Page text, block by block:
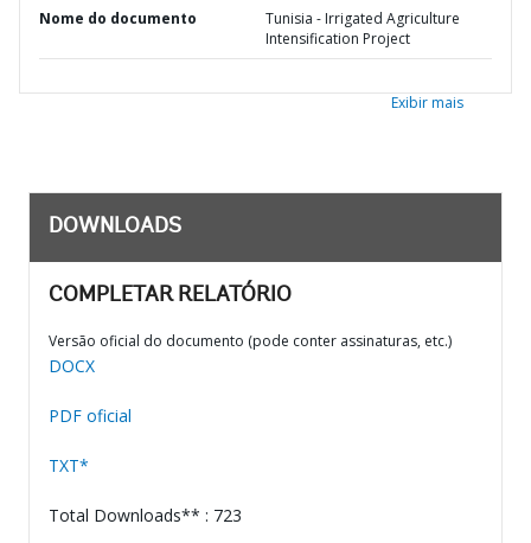
Nome do documento
Tunisia - Irrigated Agriculture
Intensification Project
Exibir mais
DOWNLOADS
COMPLETAR RELATÓRIO
Versão oficial do documento (pode conter assinaturas, etc.)
DOCX
PDF oficial
TXT*
Total Downloads** : 723